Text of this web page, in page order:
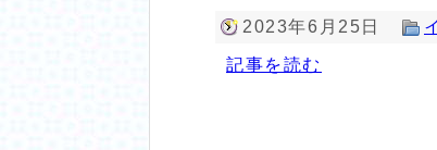
2023年6月25日
記事を読む